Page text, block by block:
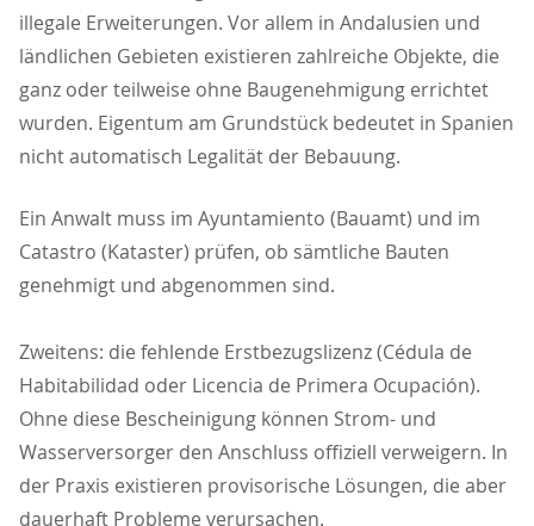
illegale Erweiterungen. Vor allem in Andalusien und
ländlichen Gebieten existieren zahlreiche Objekte, die
ganz oder teilweise ohne Baugenehmigung errichtet
wurden. Eigentum am Grundstück bedeutet in Spanien
nicht automatisch Legalität der Bebauung.
Ein Anwalt muss im Ayuntamiento (Bauamt) und im
Catastro (Kataster) prüfen, ob sämtliche Bauten
genehmigt und abgenommen sind.
Zweitens: die fehlende Erstbezugslizenz (Cédula de
Habitabilidad oder Licencia de Primera Ocupación).
Ohne diese Bescheinigung können Strom- und
Wasserversorger den Anschluss offiziell verweigern. In
der Praxis existieren provisorische Lösungen, die aber
dauerhaft Probleme verursachen.